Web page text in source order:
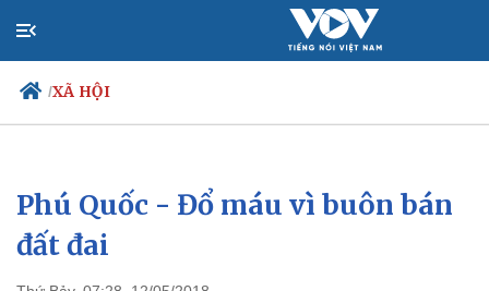
/XÃ HỘI
Chính trị
Đảng
Tổ chức nhân sự
Xã hội
Phú Quốc - Đổ máu vì buôn bán
đất đai